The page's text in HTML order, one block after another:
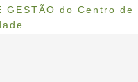
GESTÃO do Centro